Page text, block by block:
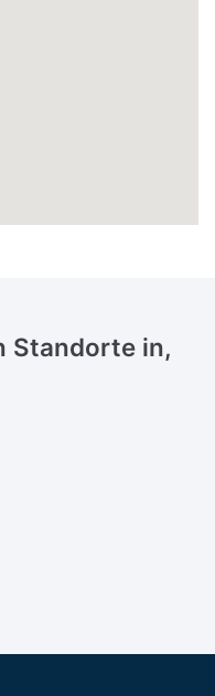
Standorte in,